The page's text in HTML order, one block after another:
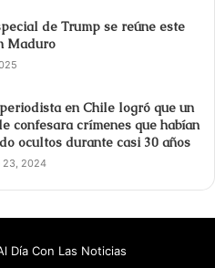
de Trump se reúne este
Maduro
en Chile logró que un
confesara crímenes que habían
ocultos durante casi 30 años
23, 2024
Día Con Las Noticias